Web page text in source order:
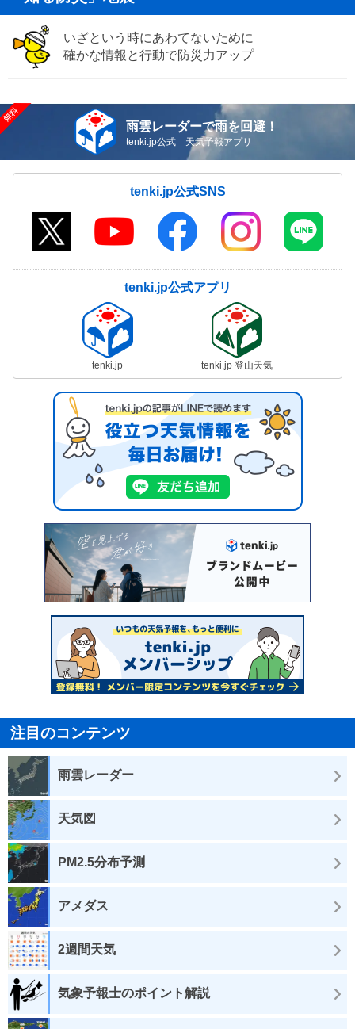
いざという時にあわてないために
確かな情報と行動で防災力アップ
雨雲レーダーで雨を回避！
tenki.jp公式 天気予報アプリ
tenki.jp公式SNS
tenki.jp公式アプリ
tenki.jp tenki.jp 登山天気
注目のコンテンツ
雨雲レーダー
天気図
PM2.5分布予測
アメダス
2週間天気
気象予報士のポイント解説